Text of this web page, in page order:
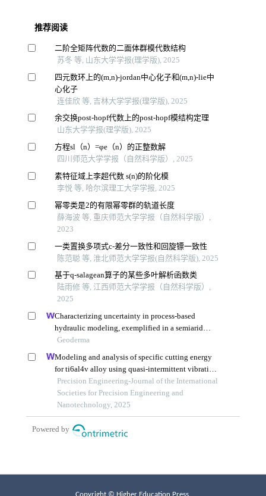
Copyright © Higher Education Press.